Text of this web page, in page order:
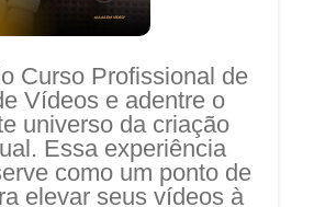
Curso Profissional de
Vídeos e adentre o
universo da criação
Essa experiência
como um ponto de
elevar seus vídeos à